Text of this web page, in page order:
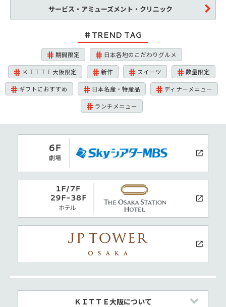
サービス・アミューズメント・クリニック
TREND TAG
期間限定 日本各地のこだわりグルメ
ＫＩＴＴＥ大阪限定 新作 スイーツ 数量限定
ギフトにおすすめ 日本名産・特産品 ディナーメニュー
ランチメニュー
ＫＩＴＴＥ大阪について